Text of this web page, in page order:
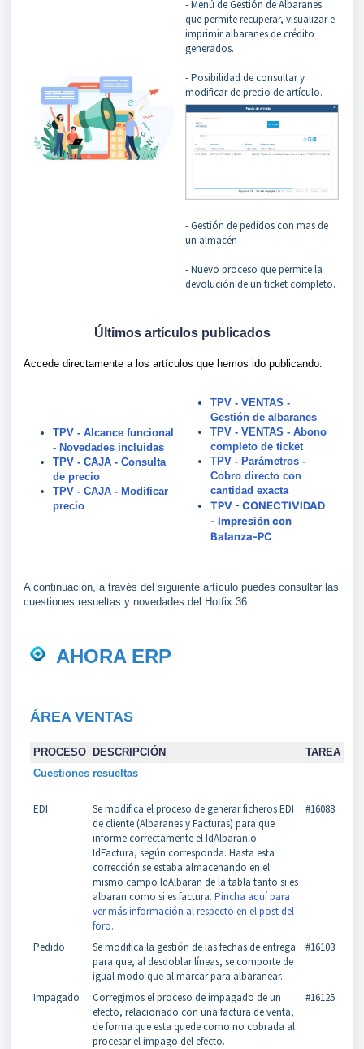
- Menú de Gestión de Albaranes
que permite recuperar, visualizar e
imprimir albaranes de crédito
generados.
- Posibilidad de consultar y
modificar de precio de artículo.
- Gestión de pedidos con mas de
un almacén
- Nuevo proceso que permite la
devolución de un ticket completo.
Últimos artículos publicados
Accede directamente a los artículos que hemos ido publicando.
TPV - Alcance funcional
- Novedades incluidas
TPV - CAJA - Consulta
de precio
TPV - CAJA - Modificar
precio
TPV - VENTAS -
Gestión de albaranes
TPV - VENTAS - Abono
completo de ticket
TPV - Parámetros -
Cobro directo con
cantidad exacta
TPV - CONECTIVIDAD
- Impresión con
Balanza-PC
A continuación, a través del siguiente artículo puedes consultar las
cuestiones resueltas y novedades del Hotfix 36.
AHORA ERP
ÁREA VENTAS
PROCESO DESCRIPCIÓN
TAREA
Cuestiones resueltas
EDI
Se modifica el proceso de generar ficheros EDI
de cliente (Albaranes y Facturas) para que
informe correctamente el IdAlbaran o
IdFactura, según corresponda. Hasta esta
corrección se estaba almacenando en el
mismo campo IdAlbaran de la tabla tanto si es
albaran como si es factura. Pincha aquí para
ver más información al respecto en el post del
foro.
#16088
Pedido
Se modifica la gestión de las fechas de entrega
para que, al desdoblar líneas, se comporte de
igual modo que al marcar para albaranear.
#16103
Impagado
Corregimos el proceso de impagado de un
efecto, relacionado con una factura de venta,
de forma que esta quede como no cobrada al
procesar el impago del efecto.
#16125